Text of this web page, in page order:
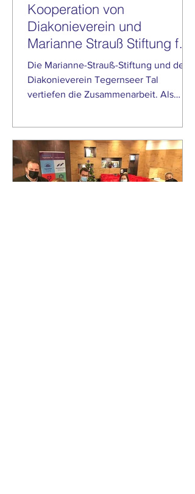
Kooperation von
Diakonieverein und
Marianne Strauß Stiftung für
Bedürftige im Tegernseer Tal
Die Marianne-Strauß-Stiftung und der
Diakonieverein Tegernseer Tal
vertiefen die Zusammenarbeit. Als